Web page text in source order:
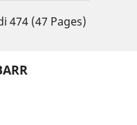
474 (47 Pages)